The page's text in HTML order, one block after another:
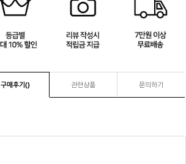
구매후기() 관련상품 문의하기